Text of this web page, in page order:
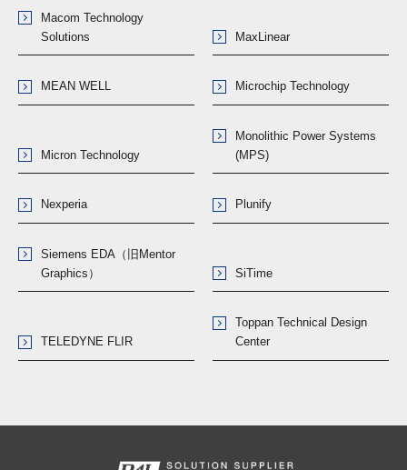
Macom Technology
Solutions
MaxLinear
MEAN WELL Microchip Technology
Micron Technology
Monolithic Power Systems
(MPS)
Nexperia Plunify
Siemens EDA（旧Mentor
Graphics）
SiTime
TELEDYNE FLIR
Toppan Technical Design
Center